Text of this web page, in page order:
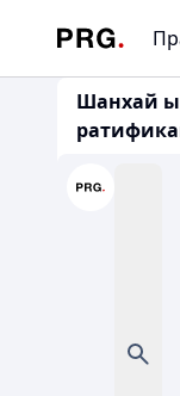
Шанхай